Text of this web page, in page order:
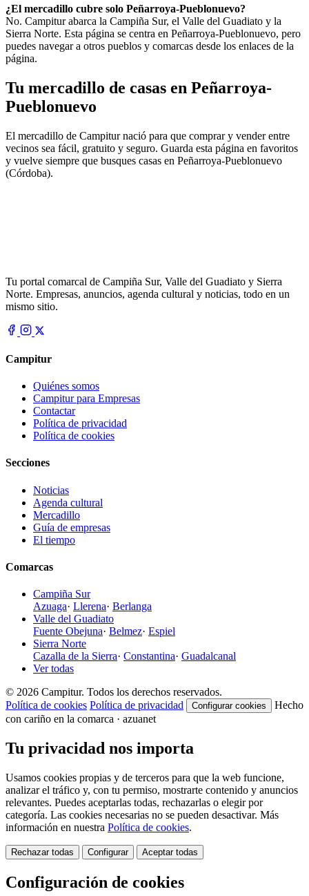
¿El mercadillo cubre solo Peñarroya-Pueblonuevo?
No. Campitur abarca la Campiña Sur, el Valle del Guadiato y la
Sierra Norte. Esta página se centra en Peñarroya-Pueblonuevo, pero
puedes navegar a otros pueblos y comarcas desde los enlaces de la
página.
Tu mercadillo de casas en Peñarroya-
Pueblonuevo
El mercadillo de Campitur nació para que comprar y vender entre
vecinos sea fácil, gratuito y seguro. Guarda esta página en favoritos
y vuelve siempre que busques casas en Peñarroya-Pueblonuevo
(Córdoba).
Tu portal comarcal de Campiña Sur, Valle del Guadiato y Sierra
Norte. Empresas, anuncios, agenda cultural y noticias, todo en un
mismo sitio.
Campitur
Quiénes somos
Campitur para Empresas
Contactar
Política de privacidad
Política de cookies
Secciones
Noticias
Agenda cultural
Mercadillo
Guía de empresas
El tiempo
Comarcas
Campiña Sur
Azuaga· Llerena· Berlanga
Valle del Guadiato
Fuente Obejuna· Belmez· Espiel
Sierra Norte
Cazalla de la Sierra· Constantina· Guadalcanal
Ver todas
© 2026 Campitur. Todos los derechos reservados.
Política de cookies Política de privacidad Configurar cookies
Hecho
con cariño en la comarca · azuanet
Tu privacidad nos importa
Usamos cookies propias y de terceros para que la web funcione,
analizar el tráfico y, con tu permiso, mostrarte contenido y anuncios
relevantes. Puedes aceptarlas todas, rechazarlas o elegir por
categoría. Las cookies necesarias no se pueden desactivar. Más
información en nuestra Política de cookies.
Rechazar todas Configurar Aceptar todas
Configuración de cookies